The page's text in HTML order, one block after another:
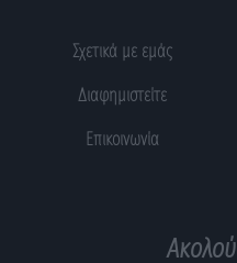
Σχετικά με εμάς
Διαφημιστείτε
Επικοινωνία